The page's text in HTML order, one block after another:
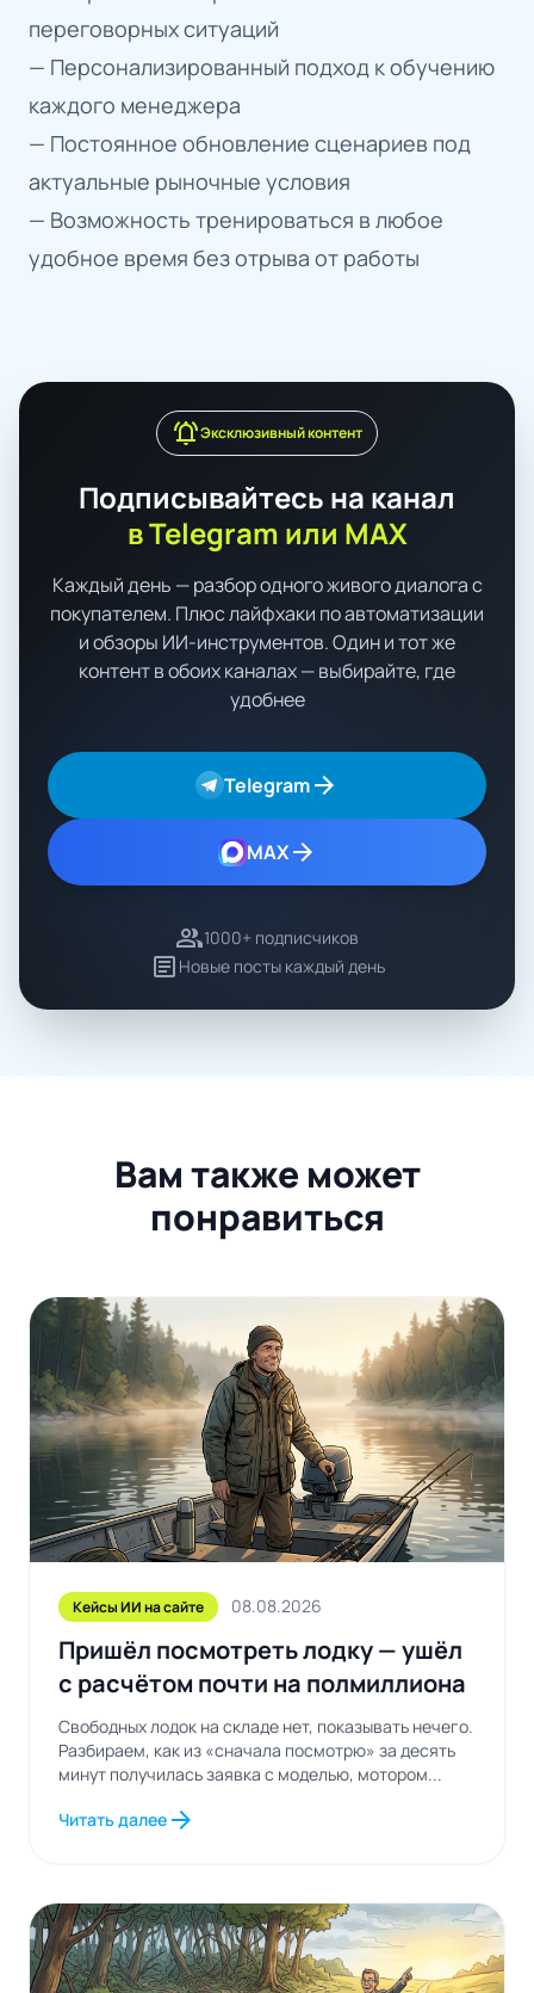
переговорных ситуаций
— Персонализированный подход к обучению
каждого менеджера
— Постоянное обновление сценариев под
актуальные рыночные условия
— Возможность тренироваться в любое
удобное время без отрыва от работы
notifications_activeЭксклюзивный контент
Подписывайтесь на канал
в Telegram или MAX
Каждый день — разбор одного живого диалога с
покупателем. Плюс лайфхаки по автоматизации
и обзоры ИИ-инструментов. Один и тот же
контент в обоих каналах — выбирайте, где
удобнее
Telegramarrow_forward
MAXarrow_forward
group1000+ подписчиков
article Новые посты каждый день
Вам также может
понравиться
Кейсы ИИ на сайте 08.08.2026
Пришёл посмотреть лодку — ушёл
с расчётом почти на полмиллиона
Свободных лодок на складе нет, показывать нечего.
Разбираем, как из «сначала посмотрю» за десять
минут получилась заявка с моделью, мотором...
Читать далее arrow_forward